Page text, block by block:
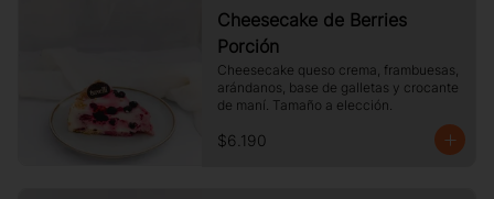
Cheesecake de Berries
Porción
Cheesecake queso crema, frambuesas,
arándanos, base de galletas y crocante
de maní. Tamaño a elección.
$6.190